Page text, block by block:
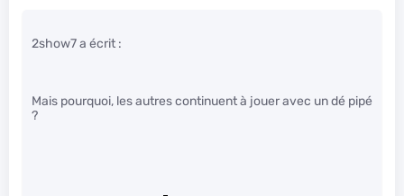
2show7 a écrit :
Mais pourquoi, les autres continuent à jouer avec un dé pipé
?